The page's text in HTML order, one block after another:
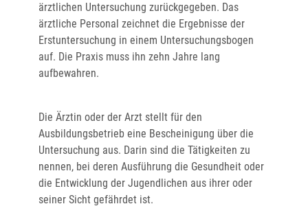
ärztlichen Untersuchung zurückgegeben. Das
ärztliche Personal zeichnet die Ergebnisse der
Erstuntersuchung in einem Untersuchungsbogen
auf. Die Praxis muss ihn zehn Jahre lang
aufbewahren.
Die Ärztin oder der Arzt stellt für den
Ausbildungsbetrieb eine Bescheinigung über die
Untersuchung aus. Darin sind die Tätigkeiten zu
nennen, bei deren Ausführung die Gesundheit oder
die Entwicklung der Jugendlichen aus ihrer oder
seiner Sicht gefährdet ist.